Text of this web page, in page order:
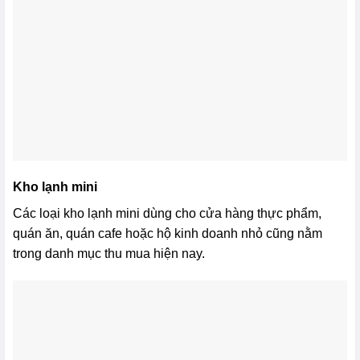
Kho lạnh mini
Các loại kho lạnh mini dùng cho cửa hàng thực phẩm,
quán ăn, quán cafe hoặc hộ kinh doanh nhỏ cũng nằm
trong danh mục thu mua hiện nay.